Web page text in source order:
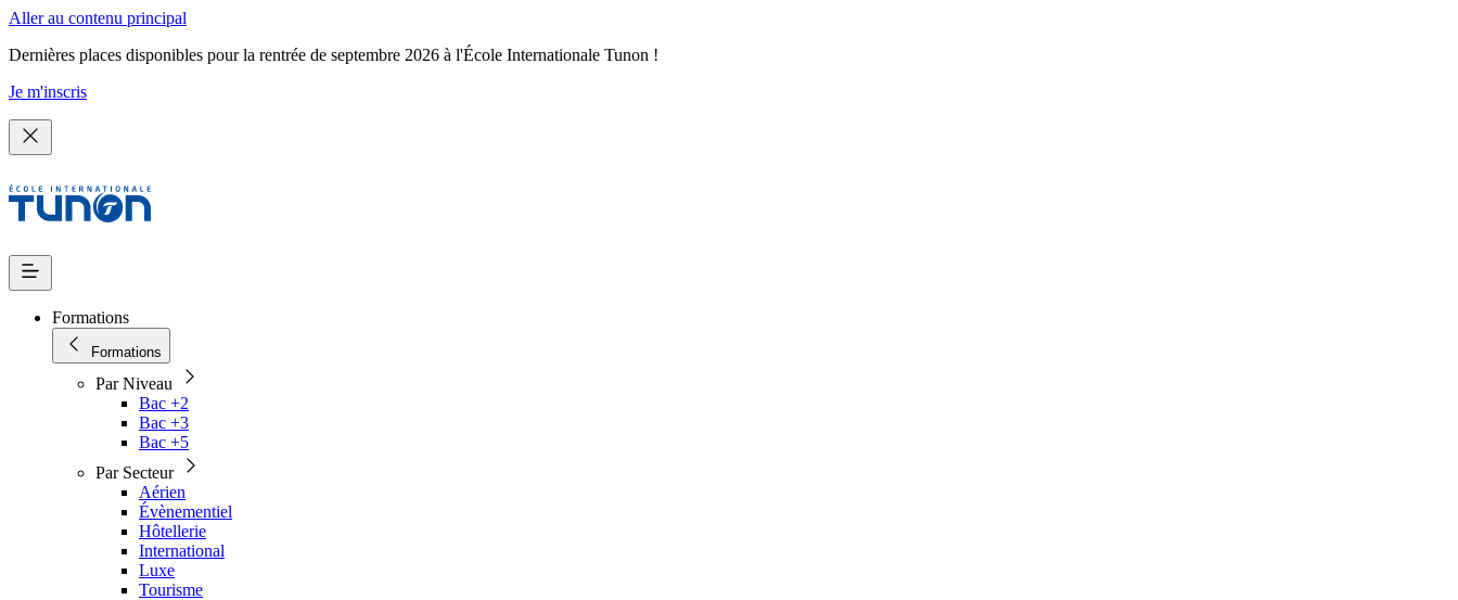
Aller au contenu principal
Dernières places disponibles pour la rentrée de septembre 2026 à l'École Internationale Tunon !
Je m'inscris
Formations
Formations
Par Niveau
Bac +2
Bac +3
Bac +5
Par Secteur
Aérien
Évènementiel
Hôtellerie
International
Luxe
Tourisme